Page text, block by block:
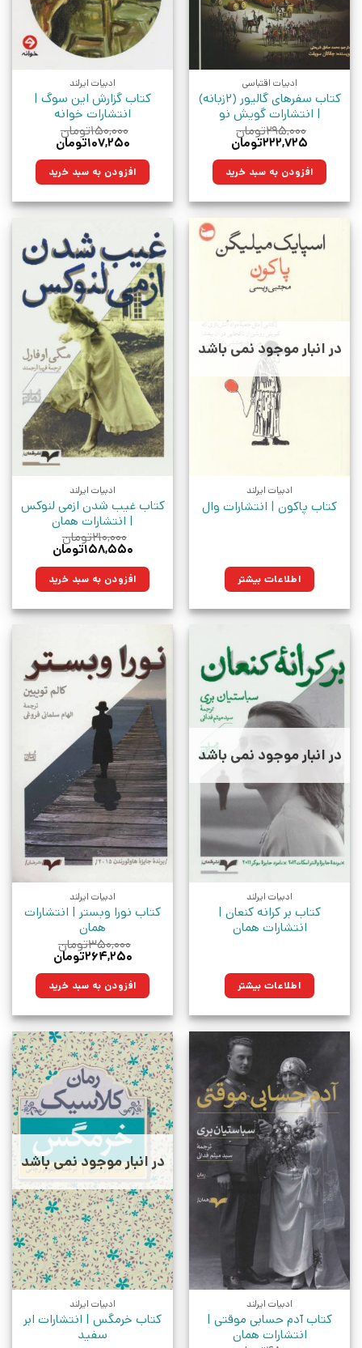
ادبیات اقتباسی
کتاب سفرهای گالیور (2زبانه)
| انتشارات گویش نو
۲۹۵,۰۰۰تومان
قیمت
۲۹۵,۰۰۰تومان
بود.
۲۲۲,۷۲۵تومان
۲۲۲,۷۲۵تومان.افزودن به سبد خرید
ادبیات ایرلند
کتاب گزارش این سوگ |
انتشارات خوانه
۱۵۰,۰۰۰تومان
قیمت
۱۵۰,۰۰۰تومان
بود.
۱۰۷,۲۵۰تومان
۱۰۷,۲۵۰تومان.افزودن به سبد خرید
در انبار موجود نمی باشد
ادبیات ایرلند
کتاب پاکون | انتشارات وال
اطلاعات بیشتر
ادبیات ایرلند
کتاب غیب شدن ازمی لنوکس
| انتشارات همان
۲۱۰,۰۰۰تومان
قیمت
۲۱۰,۰۰۰تومان
بود.
۱۵۸,۵۵۰تومان
۱۵۸,۵۵۰تومان.افزودن به سبد خرید
در انبار موجود نمی باشد
ادبیات ایرلند
کتاب بر کرانه کنعان |
انتشارات همان
اطلاعات بیشتر
ادبیات ایرلند
کتاب نورا وبستر | انتشارات
همان
۳۵۰,۰۰۰تومان
قیمت
۳۵۰,۰۰۰تومان
بود.
۲۶۴,۲۵۰تومان
۲۶۴,۲۵۰تومان.افزودن به سبد خرید
ادبیات ایرلند
کتاب آدم حسابی موقتی |
انتشارات همان
در انبار موجود نمی باشد
ادبیات ایرلند
کتاب خرمگس | انتشارات ابر
سفید